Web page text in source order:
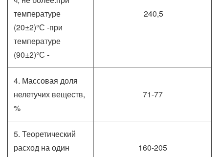
температуре
(20±2)°С -при
температуре
(90±2)°С -
240,5
4. Массовая доля
нелетучих веществ,
%
71-77
5. Теоретический
расход на один
160-205